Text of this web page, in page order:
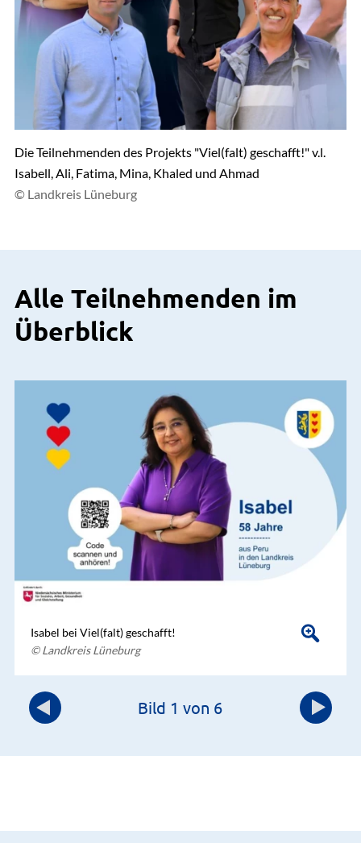
Die Teilnehmenden des Projekts "Viel(falt) geschafft!" v.l.
Isabell, Ali, Fatima, Mina, Khaled und Ahmad
© Landkreis Lüneburg
Alle Teilnehmenden im
Überblick
Isabel bei Viel(falt) geschafft!
© Landkreis Lüneburg
Bild 1 von 6